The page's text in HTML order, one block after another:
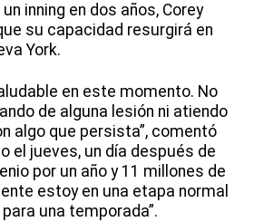
inning en dos años, Corey
su capacidad resurgirá en
York.
en este momento. No
de alguna lesión ni atiendo
algo que persista”, comentó
el jueves, un día después de
por un año y 11 millones de
estoy en una etapa normal
una temporada”.